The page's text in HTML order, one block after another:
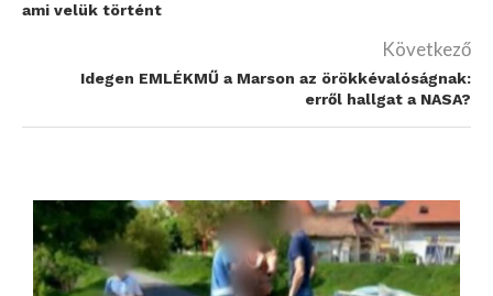
ami velük történt
Következő
Idegen EMLÉKMŰ a Marson az örökkévalóságnak:
erről hallgat a NASA?